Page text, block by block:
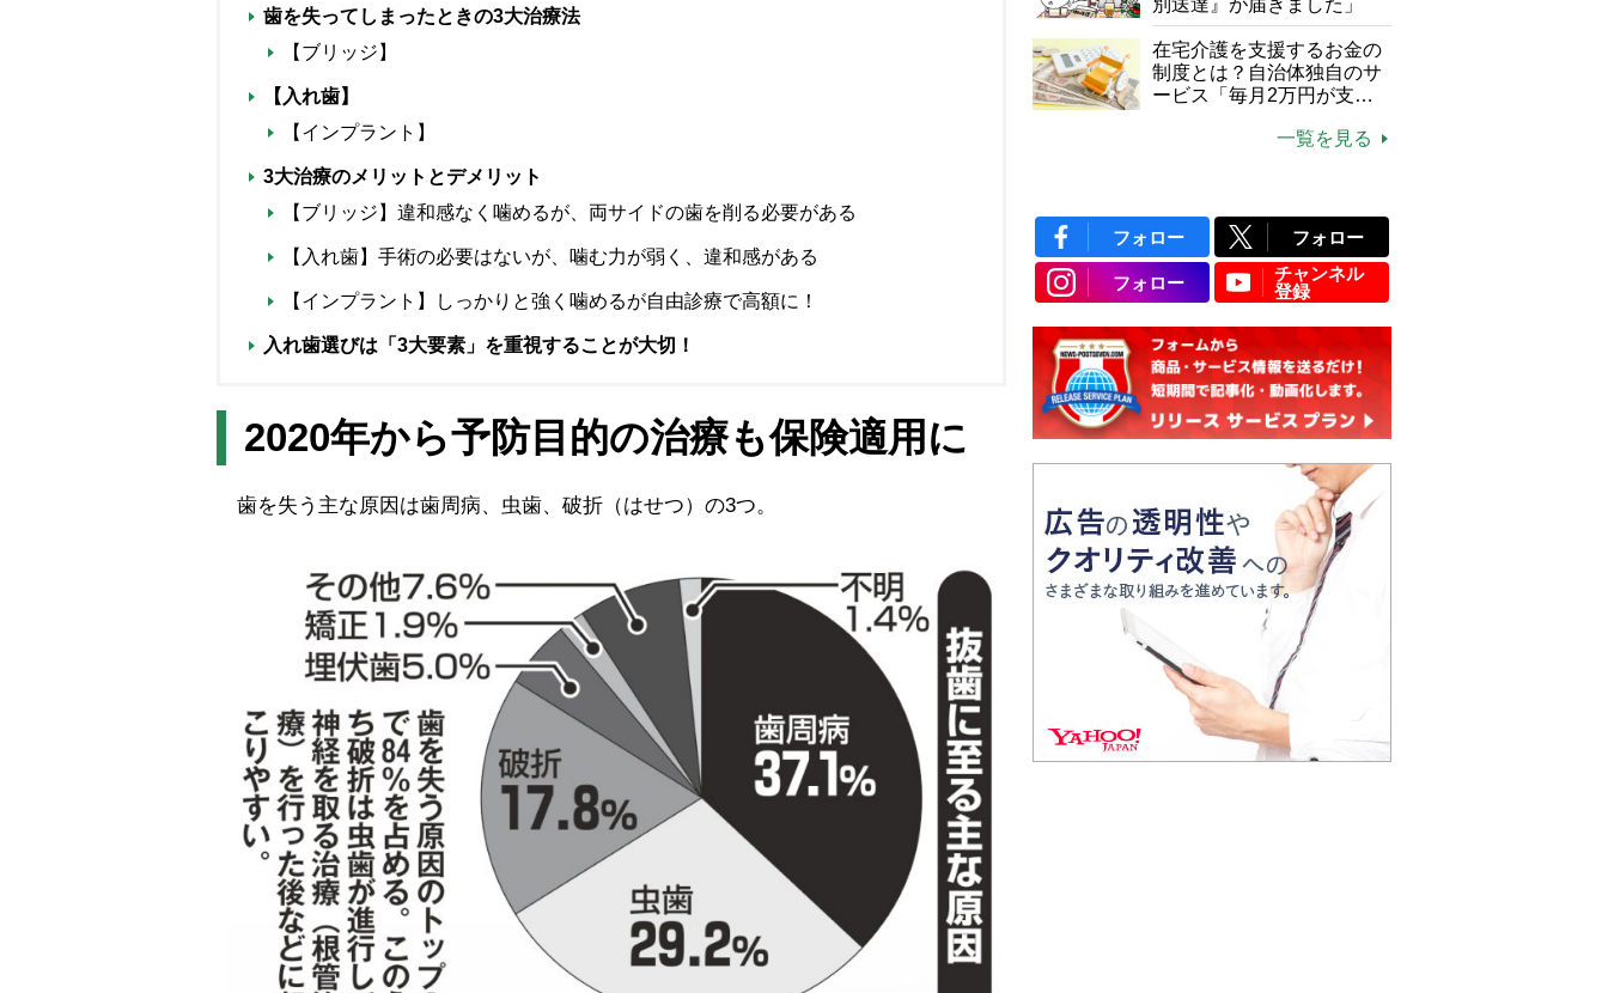
歯を失ってしまったときの3大治療法
【ブリッジ】
【入れ歯】
【インプラント】
3大治療のメリットとデメリット
【ブリッジ】違和感なく噛めるが、両サイドの歯を削る必要がある
【入れ歯】手術の必要はないが、噛む力が弱く、違和感がある
【インプラント】しっかりと強く噛めるが自由診療で高額に！
入れ歯選びは「3大要素」を重視することが大切！
2020年から予防目的の治療も保険適用に
歯を失う主な原因は歯周病、虫歯、破折（はせつ）の3つ。
別送達』が届きました」
在宅介護を支援するお金の
制度とは？自治体独自のサ
ービス「毎月2万円が支給
一覧を見る
フォロー フォロー
フォロー
チャンネル
登録